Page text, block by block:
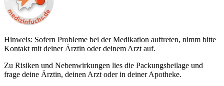
Hinweis: Sofern Probleme bei der Medikation auftreten, nimm bitte
Kontakt mit deiner Ärztin oder deinem Arzt auf.
Zu Risiken und Nebenwirkungen lies die Packungsbeilage und
frage deine Ärztin, deinen Arzt oder in deiner Apotheke.